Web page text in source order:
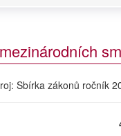
Sbírka zákonů ročník